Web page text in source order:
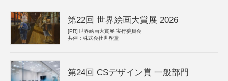
第22回 世界絵画大賞展 2026
[PR] 世界絵画大賞展 実行委員会
共催：株式会社世界堂
第24回 CSデザイン賞 一般部門